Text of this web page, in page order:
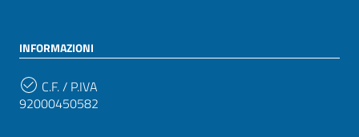
INFORMAZIONI
C.F. / P.IVA
92000450582